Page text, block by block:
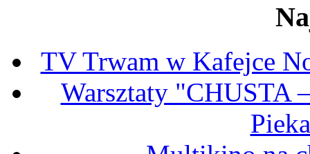
TV Trwam w Kafejce
Warsztaty